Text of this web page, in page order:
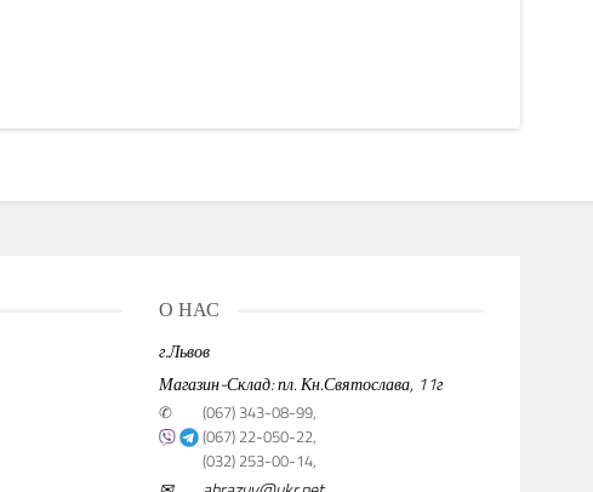
О НАС
г.Львов
Магазин-Склад: пл. Кн.Святослава, 11г
✆
(067) 343-08-99,
(067) 22-050-22,
(032) 253-00-14,